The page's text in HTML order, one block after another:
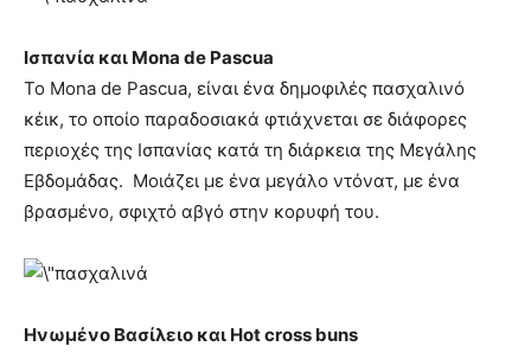
Ισπανία και Mona de Pascua
Το Mona de Pascua, είναι ένα δημοφιλές πασχαλινό
κέικ, το οποίο παραδοσιακά φτιάχνεται σε διάφορες
περιοχές της Ισπανίας κατά τη διάρκεια της Μεγάλης
Εβδομάδας. Μοιάζει με ένα μεγάλο ντόνατ, με ένα
βρασμένο, σφιχτό αβγό στην κορυφή του.
Ηνωμένο Βασίλειο και Hot cross buns